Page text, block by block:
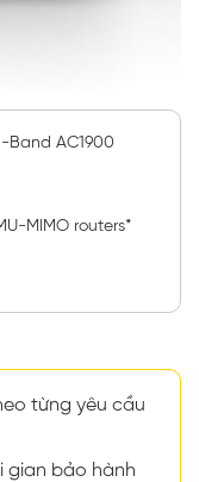
Band AC1900
MIMO routers*
từng yêu cầu
gian bảo hành